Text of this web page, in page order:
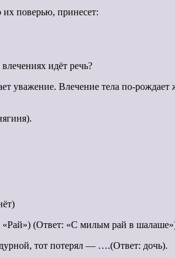
их поверью, принесет:
идёт речь?
уважение. Влечение тела по-рождает
«Рай») (Ответ: «С милым рай в
тот потерял — ….(Ответ: дочь).